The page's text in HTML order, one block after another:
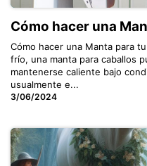
Cómo hacer una
Cómo hacer una Manta para
frío, una manta para caballos
mantenerse caliente bajo
usualmente e...
3/06/2024